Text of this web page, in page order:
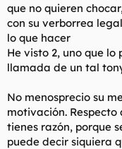
Asi que siempre va a
Número dos: el
Antes de plantearse
con la menor mientras
No vale hablarle solo
"eres guapa". Tiene
que no quieren
con su verborrea
lo que hacer
He visto 2, uno que
llamada de un tal
No menosprecio su
motivación.
tienes razón, porque
puede decir siquiera